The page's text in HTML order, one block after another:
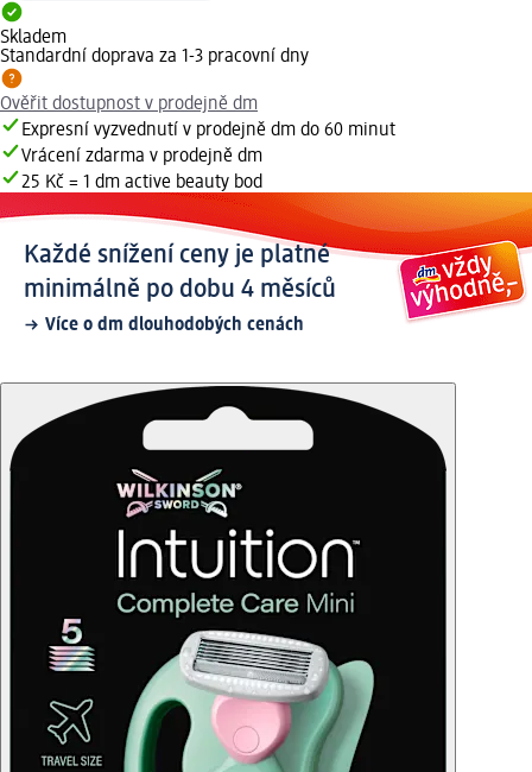
Skladem
Standardní doprava za 1-3 pracovní dny
Ověřit dostupnost v prodejně dm
Expresní vyzvednutí v prodejně dm do 60 minut
Vrácení zdarma v prodejně dm
25 Kč = 1 dm active beauty bod
Každé snížení ceny je platné
minimálně po dobu 4 měsíců
Více o dm dlouhodobých cenách